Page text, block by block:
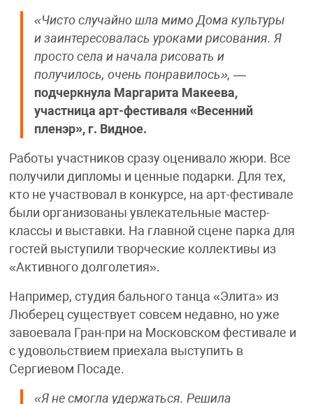
«Чисто случайно шла мимо Дома культуры
и заинтересовалась уроками рисования. Я
просто села и начала рисовать и
получилось, очень понравилось», —
подчеркнула Маргарита Макеева,
участница арт-фестиваля «Весенний
пленэр», г. Видное.
Работы участников сразу оценивало жюри. Все
получили дипломы и ценные подарки. Для тех,
кто не участвовал в конкурсе, на арт-фестивале
были организованы увлекательные мастер-
классы и выставки. На главной сцене парка для
гостей выступили творческие коллективы из
«Активного долголетия».
Например, студия бального танца «Элита» из
Люберец существует совсем недавно, но уже
завоевала Гран-при на Московском фестивале и
с удовольствием приехала выступить в
Сергиевом Посаде.
«Я не смогла удержаться. Решила